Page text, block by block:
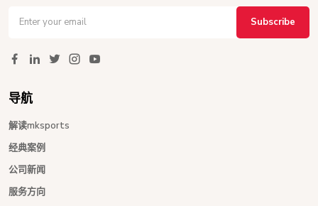
Subscribe
导航
解读mksports
经典案例
公司新闻
服务方向